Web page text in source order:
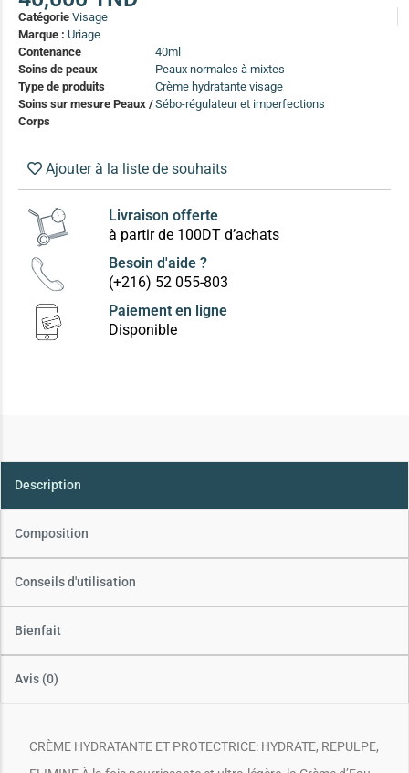
(13)
Soin anti-pelliculaire
Soin pointes cassantes et fourchues(12)
Soins ciblé bébé (0-5 ans)(4)
Soins ciblé enfants / adolescent (5-18 ans)
Catégorie Visage
Marque : Uriage
Contenance
40ml
Soins de peaux
Peaux normales à mixtes
Type de produits
Crème hydratante visage
Soins sur mesure Peaux /
Corps
Sébo-régulateur et imperfections
Ajouter à la liste de souhaits
Livraison offerte
à partir de 100DT d’achats
Besoin d'aide ?
(+216) 52 055-803
Paiement en ligne
Disponible
Bienfait
Conseils d'utilisation
Composition
Description
Avis (0)
CRÈME HYDRATANTE ET PROTECTRICE: HYDRATE, REPULPE,